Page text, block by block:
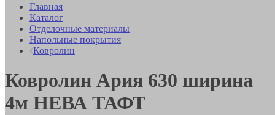
Главная
Каталог
Отделочные материалы
Напольные покрытия
Ковролин
Ковролин Ария 630 ширина
4м НЕВА ТАФТ